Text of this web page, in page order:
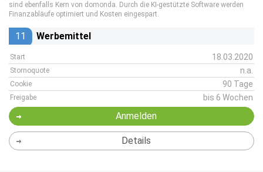
sind ebenfalls Kern von domonda. Durch die KI-gestützte Software werden
Finanzabläufe optimiert und Kosten eingespart.
11 Werbemittel
Start 18.03.2020
Stornoquote n.a.
Cookie 90 Tage
Freigabe bis 6 Wochen
Anmelden
Details